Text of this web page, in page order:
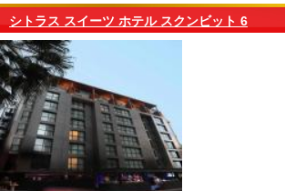
シトラス スイーツ ホテル スクンビット 6